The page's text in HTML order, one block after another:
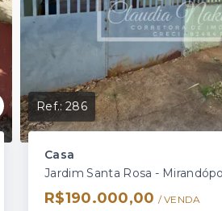
Ref.:286
Casa
Jardim Santa Rosa -
R$190.000,00 / VENDA